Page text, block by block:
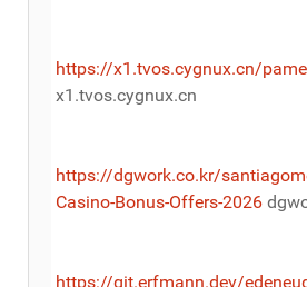
https://x1.tvos.cygnux.cn/
x1.tvos.cygnux.cn
https://dgwork.co.kr/
Casino-Bonus-Offers-2026
https://git.erfmann.dev/